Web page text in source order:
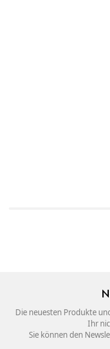
Die neuesten Produkte
Ihr
Sie können den